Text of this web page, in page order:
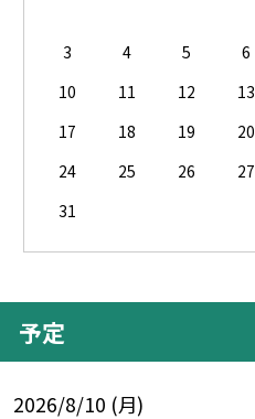
3
4 5 6
10
11 12 13
17
18 19 20
24
25 26 27
31
予定
2026/8/10 (月)